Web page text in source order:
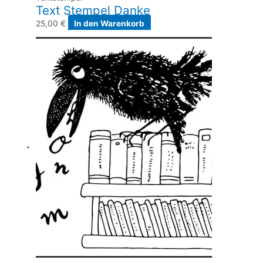
Text Stempel Danke
25,00€ In den Warenkorb